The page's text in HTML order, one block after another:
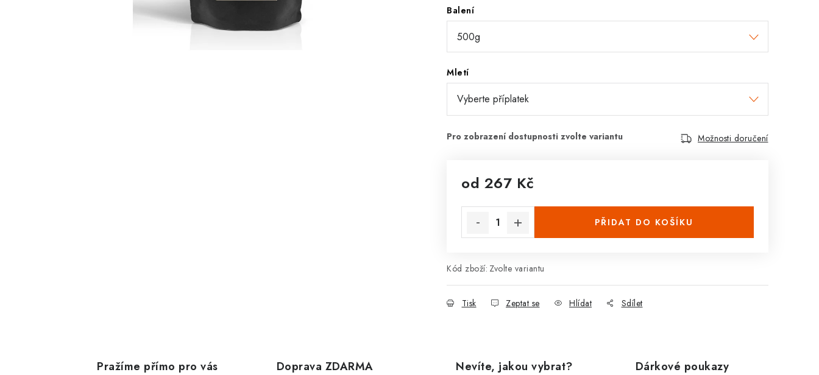
Balení
Mletí
Možnosti doručení
od 267 Kč
PŘIDAT DO KOŠÍKU
Kód zboží: Zvolte variantu
Tisk Zeptat se Hlídat Sdílet
Pražíme přímo pro vás Doprava ZDARMA Nevíte, jakou vybrat? Dárkové poukazy